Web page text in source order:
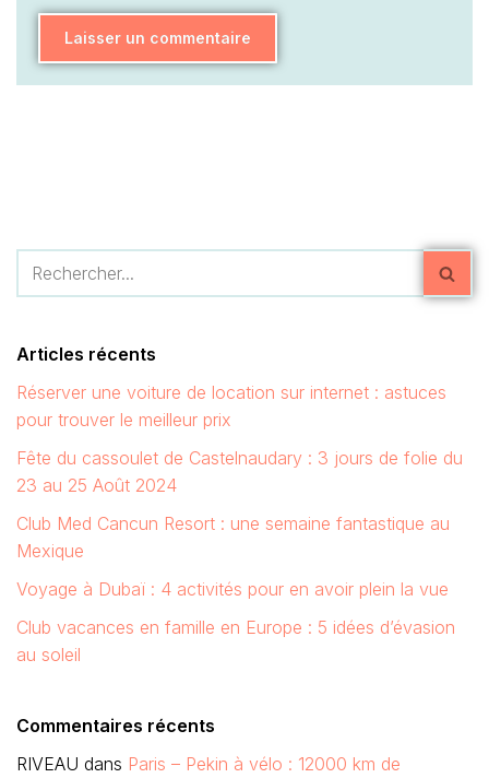
Articles récents
Réserver une voiture de location sur internet : astuces
pour trouver le meilleur prix
Fête du cassoulet de Castelnaudary : 3 jours de folie du
23 au 25 Août 2024
Club Med Cancun Resort : une semaine fantastique au
Mexique
Voyage à Dubaï : 4 activités pour en avoir plein la vue
Club vacances en famille en Europe : 5 idées d’évasion
au soleil
Commentaires récents
RIVEAU dans Paris – Pekin à vélo : 12000 km de